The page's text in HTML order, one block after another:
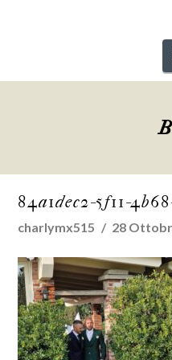
84a1dec2-5f11-
charlymx515 28